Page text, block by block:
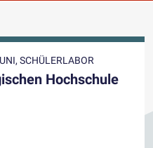
SCHÜLERLABOR
Hochschule